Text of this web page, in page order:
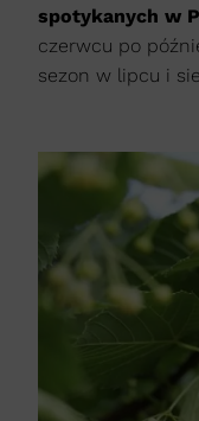
spotykanych w
czerwcu po
sezon w lipcu i